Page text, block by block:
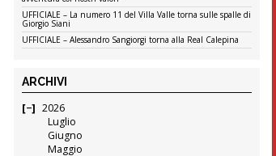
UFFICIALE – La numero 11 del Villa Valle torna sulle spalle di
Giorgio Siani
UFFICIALE – Alessandro Sangiorgi torna alla Real Calepina
ARCHIVI
2026
Luglio
Giugno
Maggio